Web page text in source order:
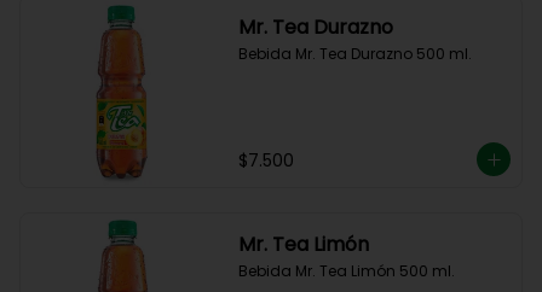
Mr. Tea Durazno
Bebida Mr. Tea Durazno 500 ml.
$7.500
Mr. Tea Limón
Bebida Mr. Tea Limón 500 ml.